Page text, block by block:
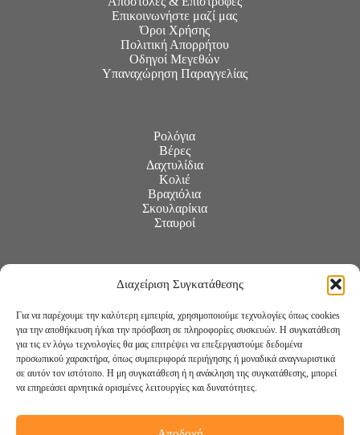
Διαχείριση Συγκατάθεσης
Για να παρέχουμε την καλύτερη εμπειρία, χρησιμοποιούμε τεχνολογίες όπως cookies
για την αποθήκευση ή/και την πρόσβαση σε πληροφορίες συσκευών. Η συγκατάθεση
για τις εν λόγω τεχνολογίες θα μας επιτρέψει να επεξεργαστούμε δεδομένα
προσωπικού χαρακτήρα, όπως συμπεριφορά περιήγησης ή μοναδικά αναγνωριστικά
σε αυτόν τον ιστότοπο. Η μη συγκατάθεση ή η ανάκληση της συγκατάθεσης, μπορεί
να επηρεάσει αρνητικά ορισμένες λειτουργίες και δυνατότητες.
Επικοινωνήστε μαζί μας
Όροι Χρήσης
Πολιτική Απορρήτου
Οδηγοί Μεγεθών
Υπαναχώρηση Παραγγελίας
Ρολόγια
Βέρες
Δαχτυλίδια
Κολιέ
Βραχιόλια
Σκουλαρίκια
Σταυροί